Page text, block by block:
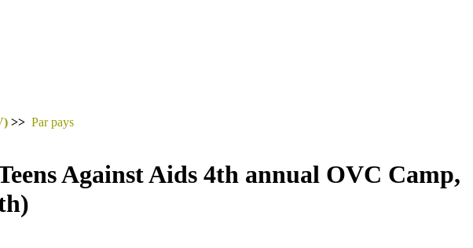
>> Par pays
Against Aids 4th annual OVC Camp,